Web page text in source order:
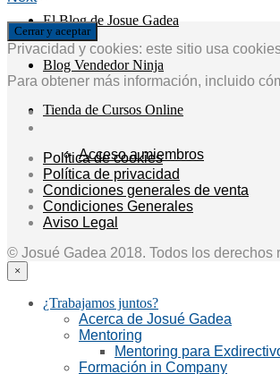
El Blog de Josue Gadea
Blog Vendedor Ninja
Tienda de Cursos Online
Acceso a miembros
Privacidad y cookies: este sitio usa
Para obtener más información, incluido
Política de cookies
Política de privacidad
Condiciones generales de venta
Condiciones Generales
Aviso Legal
© Josué Gadea 2018. Todos los derechos
×
¿Trabajamos juntos?
Acerca de Josué Gadea
Mentoring
Mentoring para
Formación in Company